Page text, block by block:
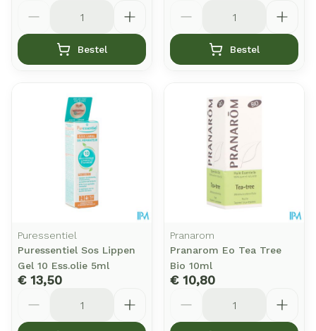
Bestel Bestel
Puressentiel
Puressentiel Sos Lippen
Gel 10 Ess.olie 5ml
€ 13,50
Pranarom
Pranarom Eo Tea Tree
Bio 10ml
€ 10,80